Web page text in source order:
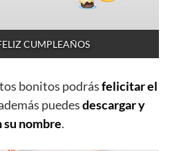
CUMPLEAÑOS
bonitos podrásfelicitar el
puedesdescargar y
nombre.